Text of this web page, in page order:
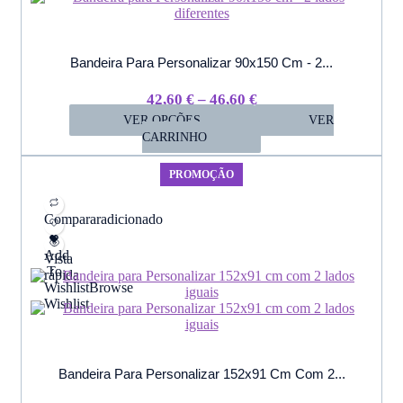
Bandeira Para Personalizar 90x150 Cm - 2...
42,60 € – 46,60 €Price
VER OPÇÕES
VER
CARRINHO
PROMOÇÃO
Compararadicionado
Add
To
WishlistBrowse
Wishlist
Vista
rápida
Bandeira Para Personalizar 152x91 Cm Com 2...